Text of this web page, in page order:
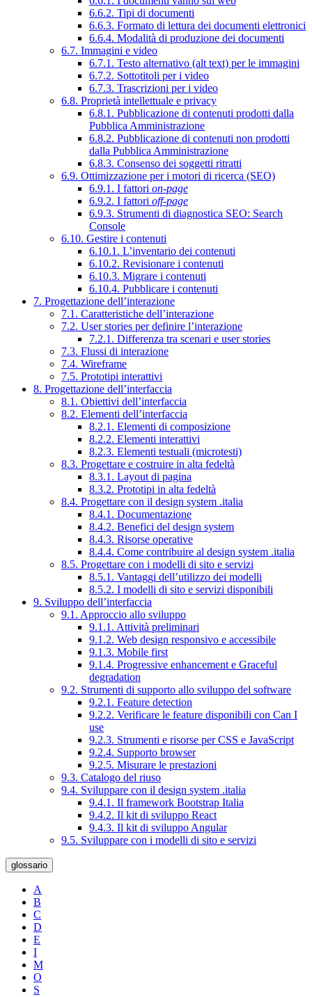
6.6.2. Tipi di documenti
6.6.3. Formato di lettura dei documenti elettronici
6.6.4. Modalità di produzione dei documenti
6.7. Immagini e video
6.7.1. Testo alternativo (alt text) per le immagini
6.7.2. Sottotitoli per i video
6.7.3. Trascrizioni per i video
6.8. Proprietà intellettuale e privacy
6.8.1. Pubblicazione di contenuti prodotti dalla
Pubblica Amministrazione
6.8.2. Pubblicazione di contenuti non prodotti
dalla Pubblica Amministrazione
6.8.3. Consenso dei soggetti ritratti
6.9. Ottimizzazione per i motori di ricerca (SEO)
6.9.1. I fattori on-page
6.9.2. I fattori off-page
6.9.3. Strumenti di diagnostica SEO: Search
Console
6.10. Gestire i contenuti
6.10.1. L’inventario dei contenuti
6.10.2. Revisionare i contenuti
6.10.3. Migrare i contenuti
6.10.4. Pubblicare i contenuti
7. Progettazione dell’interazione
7.1. Caratteristiche dell’interazione
7.2. User stories per definire l’interazione
7.2.1. Differenza tra scenari e user stories
7.3. Flussi di interazione
7.4. Wireframe
7.5. Prototipi interattivi
8. Progettazione dell’interfaccia
8.1. Obiettivi dell’interfaccia
8.2. Elementi dell’interfaccia
8.2.1. Elementi di composizione
8.2.2. Elementi interattivi
8.2.3. Elementi testuali (microtesti)
8.3. Progettare e costruire in alta fedeltà
8.3.1. Layout di pagina
8.3.2. Prototipi in alta fedeltà
8.4. Progettare con il design system .italia
8.4.1. Documentazione
8.4.2. Benefici del design system
8.4.3. Risorse operative
8.4.4. Come contribuire al design system .italia
8.5. Progettare con i modelli di sito e servizi
8.5.1. Vantaggi dell’utilizzo dei modelli
8.5.2. I modelli di sito e servizi disponibili
9. Sviluppo dell’interfaccia
9.1. Approccio allo sviluppo
9.1.1. Attività preliminari
9.1.2. Web design responsivo e accessibile
9.1.3. Mobile first
9.1.4. Progressive enhancement e Graceful
degradation
9.2. Strumenti di supporto allo sviluppo del software
9.2.1. Feature detection
9.2.2. Verificare le feature disponibili con Can I
use
9.2.3. Strumenti e risorse per CSS e JavaScript
9.2.4. Supporto browser
9.2.5. Misurare le prestazioni
9.3. Catalogo del riuso
9.4. Sviluppare con il design system .italia
9.4.1. Il framework Bootstrap Italia
9.4.2. Il kit di sviluppo React
9.4.3. Il kit di sviluppo Angular
9.5. Sviluppare con i modelli di sito e servizi
glossario
A
B
C
D
E
I
M
O
S